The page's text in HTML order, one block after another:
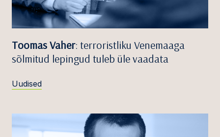
Toomas Vaher: terroristliku Venemaaga
sõlmitud lepingud tuleb üle vaadata
Uudised